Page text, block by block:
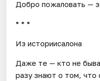
Добро пожаловать —
* * *
Из историисалона
Даже те — кто не
разу знают о том, что